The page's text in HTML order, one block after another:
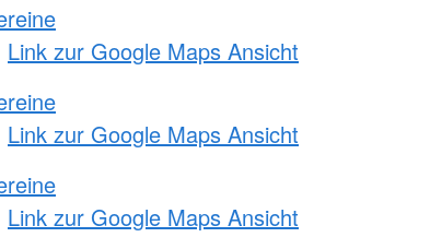
Link zur Google Maps Ansicht
Link zur Google Maps Ansicht
Link zur Google Maps Ansicht